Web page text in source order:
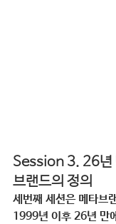
Session 3. 26년
브랜드의 정의
세번째 세션은 메타브
1999년 이후 26년 만